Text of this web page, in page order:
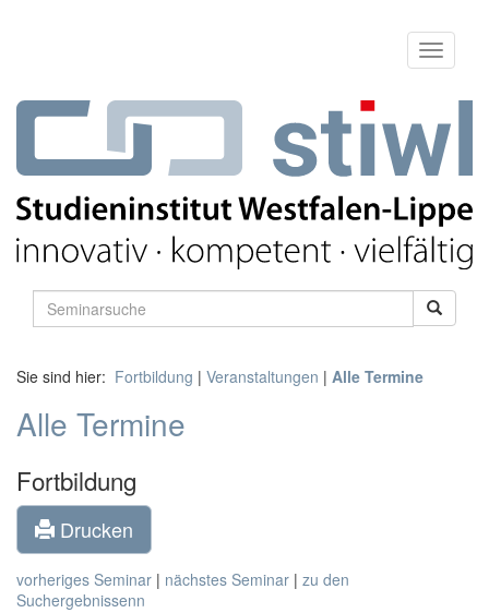
Sie sind hier: Fortbildung | Veranstaltungen | Alle Termine
Alle Termine
Fortbildung
Drucken
vorheriges Seminar | nächstes Seminar | zu den
Suchergebnissenn